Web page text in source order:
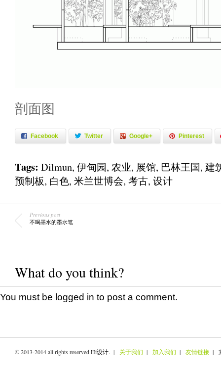
剖面图
Facebook Twitter Google+ Pinterest
Tags: Dilmun, 伊甸园, 农业, 展馆, 巴林王国, 建
预制板, 白色, 米兰世博会, 考古, 设计
Previous post
不喝墨水的墨水笔
What do you think?
You must be logged in to post a comment.
© 2013-2014 all rights reservedHi设计. | 关于我们 | 加入我们 | 友情链接 |